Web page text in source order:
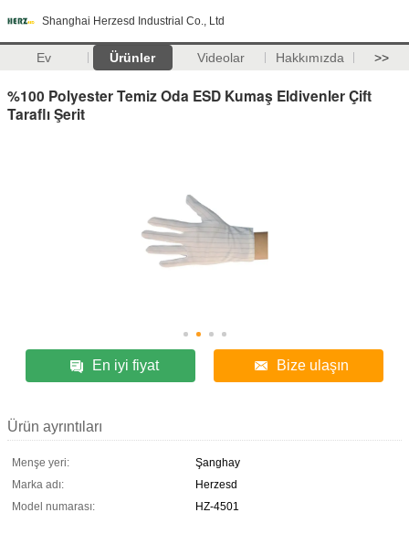
Shanghai Herzesd Industrial Co., Ltd
Ev Ürünler Videolar Hakkımızda >>
%100 Polyester Temiz Oda ESD Kumaş Eldivenler Çift
Taraflı Şerit
En iyi fiyat Bize ulaşın
Ürün ayrıntıları
Menşe yeri:
Şanghay
Marka adı:
Herzesd
Model numarası:
HZ-4501